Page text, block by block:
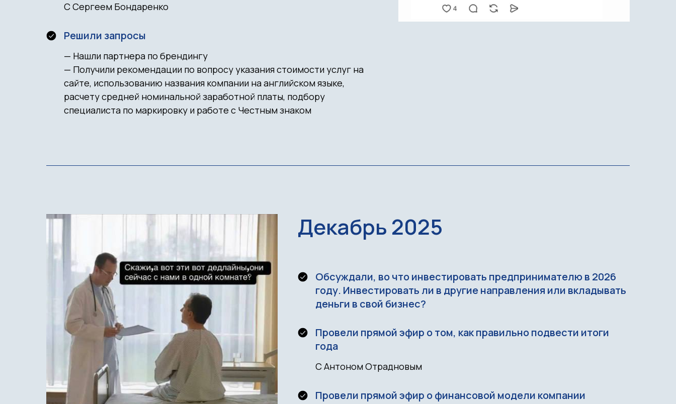
С Сергеем Бондаренко
Решили запросы
— Нашли партнера по брендингу
— Получили рекомендации по вопросу указания стоимости услуг на
сайте, использованию названия компании на английском языке,
расчету средней номинальной заработной платы, подбору
специалиста по маркировку и работе с Честным знаком
Декабрь 2025
Обсуждали, во что инвестировать предпринимателю в 2026
году. Инвестировать ли в другие направления или вкладывать
деньги в свой бизнес?
Провели прямой эфир о том, как правильно подвести итоги
года
С Антоном Отрадновым
Провели прямой эфир о финансовой модели компании